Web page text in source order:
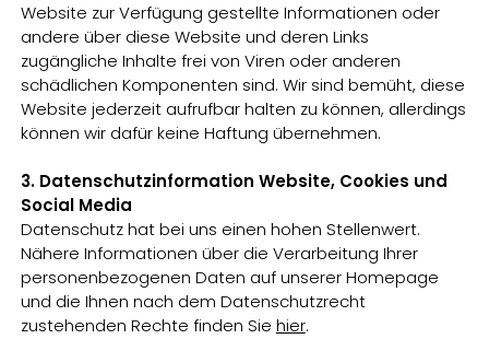
Website zur Verfügung gestellte Informationen oder
andere über diese Website und deren Links
zugängliche Inhalte frei von Viren oder anderen
schädlichen Komponenten sind. Wir sind bemüht, diese
Website jederzeit aufrufbar halten zu können, allerdings
können wir dafür keine Haftung übernehmen.
3. Datenschutzinformation Website, Cookies und
Social Media
Datenschutz hat bei uns einen hohen Stellenwert.
Nähere Informationen über die Verarbeitung Ihrer
personenbezogenen Daten auf unserer Homepage
und die Ihnen nach dem Datenschutzrecht
zustehenden Rechte finden Sie hier.